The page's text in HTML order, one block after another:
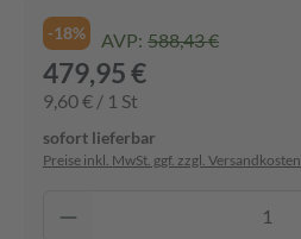
-18% AVP: 588,43 €
479,95 €
9,60 € / 1 St
sofort lieferbar
Preise inkl. MwSt. ggf. zzgl. Versandkosten